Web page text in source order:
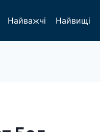
Найважчі Найвищі